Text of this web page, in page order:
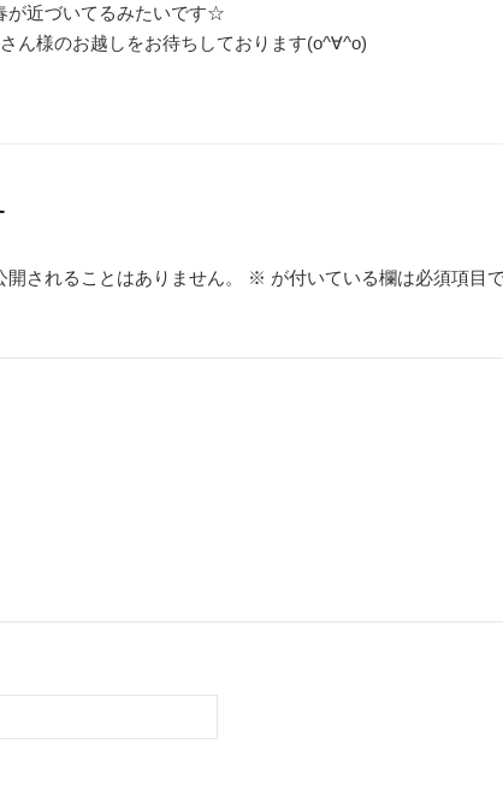
が近づいてるみたいです☆
ん様のお越しをお待ちしております(o^∀^o)
開されることはありません。 ※ が付いている欄は必須項目